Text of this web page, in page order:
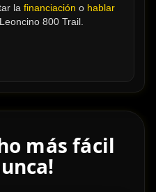
la financiación o hablar
800 Trail.
más fácil